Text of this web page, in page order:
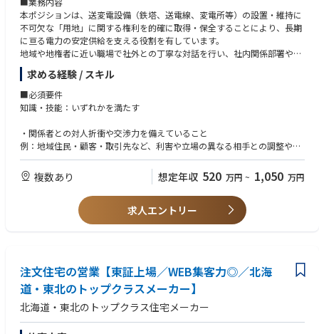
ノウハウを身に付け、我々の持つ自動車で培った技術・知見を融合し、実
現を目指していきます。
参考：Joby Aviationとトヨタ、空のモビリティの実現に向けた挑戦を加速
参考：空飛ぶクルマ、協業深化にトップの絆 Joby機日本初飛行
本ポジションは、送変電設備（鉄塔、送電線、変電所等）の設置・維持に
不可欠な「用地」に関する権利を的確に取得・保全することにより、長期
に亘る電力の安定供給を支える役割を有しています。
地域や地権者に近い職場で社外との丁寧な対話を行い、社内関係部署や委
託先と連携しながら業務を遂行していきます。
【業務詳細】
・計画・技術系職場からの依頼に基づく地域・地権者との用地交渉
・工務部建設センター各グループ、各総支社管財グループ、送変電工事会
社との調整
■職責
入社後は、用地交渉を中心とした実務を担い、関係者との調整役として業
務を進めていただきます。
所属長やグループ、チームの対応方針のもと一定の裁量をもって対応しま
・用地交渉対応方針の検討、整理
・社内関係部署との調整・共有
・対応方針、社内関係部署との調整結果に基づく用地交渉
・委託先との連携、課題発生時の対応検討
・定常業務を通じた業務プロセスの改善提案、改善検討への関与
求める経験 / スキル
■必須要件
知識・技能：いずれかを満たす
・関係者との対人折衝や交渉力を備えていること
例：地域住民・顧客・取引先など、利害や立場の異なる相手との調整や合
意形成を伴う業務経験
・不動産取引に関する基本的な知識を有すること
例：売買・賃貸借・地上権設定などの契約形態や、登記・境界・権利関係
に関する基礎的な理解
複数あり 想定年収 520 万円 ~ 1,050 万円
求人エントリー
注文住宅の営業【東証上場／WEB集客力◎／北海
道・東北のトップクラスメーカー】
北海道・東北のトップクラス住宅メーカー